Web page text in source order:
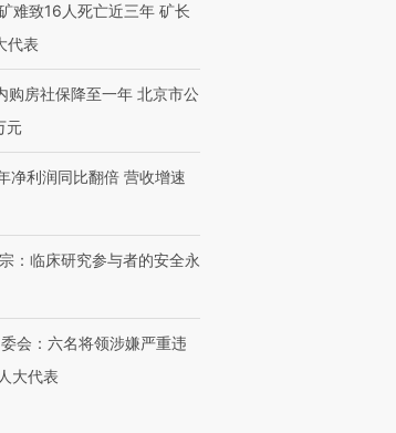
难致16人死亡近三年 矿长
代表
购房社保降至一年 北京市公
元
净利润同比翻倍 营收增速
：临床研究参与者的安全永
会：六名将领涉嫌严重违
大代表